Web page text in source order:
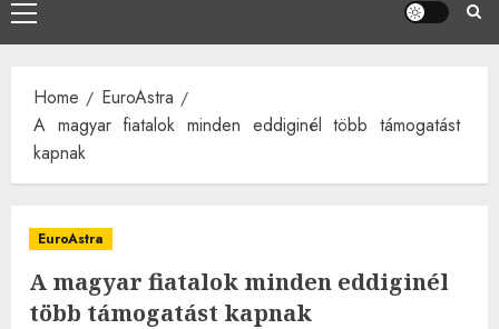
Primary
Menu
Home
EuroAstra
A magyar fiatalok minden eddiginél több támogatást
kapnak
EuroAstra
A magyar fiatalok minden eddiginél
több támogatást kapnak